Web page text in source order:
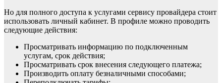
Но для полного доступа к услугами сервису провайдера стоит
использовать личный кабинет. В профиле можно проводить
следующие действия:
Просматривать информацию по подключенным
услугам, срок действия;
Просматривать срок внесения следующего платежа;
Производить оплату безналичными способами;